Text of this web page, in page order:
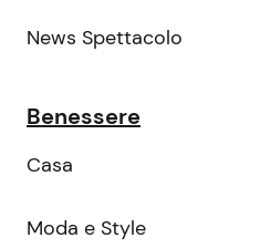
News Spettacolo
Benessere
Casa
Moda e Style